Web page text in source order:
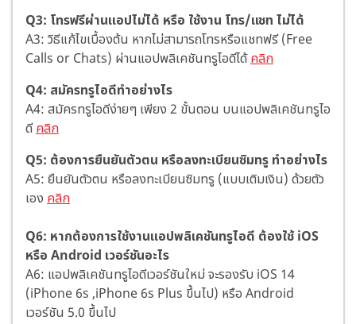
Q3: โทรฟรีผ่านแอปไม่ได้ หรือ ใช้งาน โทร/แชท ไม่ได้
A3: วิธีแก้ไขเบื้องต้น หากไม่สามารถโทรหรือแชทฟรี (Free
Calls or Chats) ผ่านแอปพลิเคชันทรูไอดีได้คลิก
Q4: สมัครทรูไอดีทำอย่างไร
A4: สมัครทรูไอดีง่ายๆ เพียง 2 ขั้นตอน บนแอปพลิเคชันทรูไอ
ดีคลิก
Q5: ต้องการยืนยันตัวตน หรือลงทะเบียนซิมทรู ทำอย่างไร
A5: ยืนยันตัวตน หรือลงทะเบียนซิมทรู (แบบเติมเงิน) ด้วยตัว
เอง คลิก
Q6: หากต้องการใช้งานแอปพลิเคชันทรูไอดี ต้องใช้ iOS
หรือ Android เวอร์ชันอะไร
A6: แอปพลิเคชันทรูไอดีเวอร์ชันใหม่ จะรองรับ iOS 14
(iPhone 6s ,iPhone 6s Plus ขึ้นไป) หรือ Android
เวอร์ชัน 5.0 ขึ้นไป